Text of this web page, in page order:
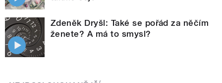
Zdeněk Dryšl: Také se pořád za něčím
ženete? A má to smysl?